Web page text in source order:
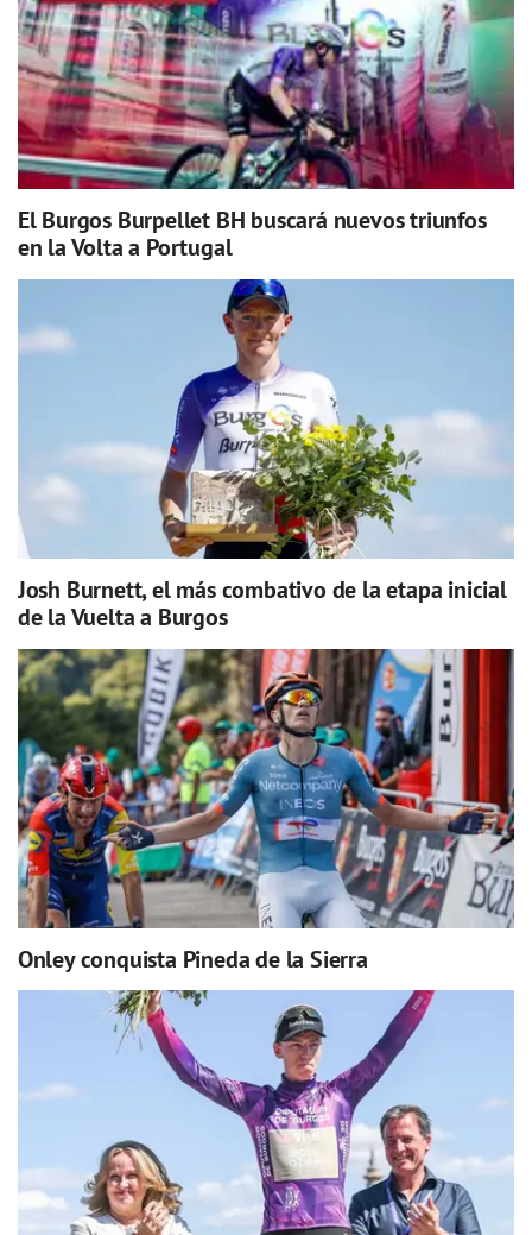
El Burgos Burpellet BH buscará nuevos triunfos
en la Volta a Portugal
Josh Burnett, el más combativo de la etapa inicial
de la Vuelta a Burgos
Onley conquista Pineda de la Sierra